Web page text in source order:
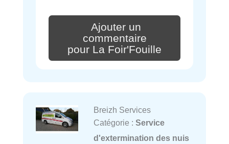
Ajouter un
commentaire
pour La Foir'Fouille
Breizh Services
Catégorie : Service
d'extermination des nuis